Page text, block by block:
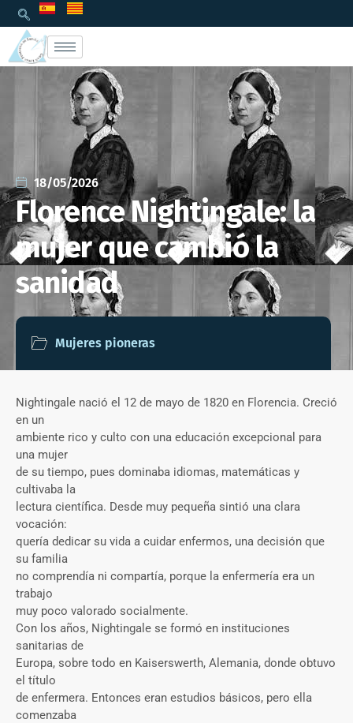
18/05/2026
Florence Nightingale: la
mujer que cambió la
sanidad
Mujeres pioneras
Nightingale nació el 12 de mayo de 1820 en Florencia. Creció
en un
ambiente rico y culto con una educación excepcional para
una mujer
de su tiempo, pues dominaba idiomas, matemáticas y
cultivaba la
lectura científica. Desde muy pequeña sintió una clara
vocación:
quería dedicar su vida a cuidar enfermos, una decisión que
su familia
no comprendía ni compartía, porque la enfermería era un
trabajo
muy poco valorado socialmente.
Con los años, Nightingale se formó en instituciones
sanitarias de
Europa, sobre todo en Kaiserswerth, Alemania, donde obtuvo
el título
de enfermera. Entonces eran estudios básicos, pero ella
comenzaba